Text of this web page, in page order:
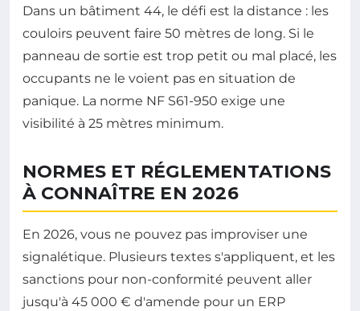
Dans un bâtiment 44, le défi est la distance : les
couloirs peuvent faire 50 mètres de long. Si le
panneau de sortie est trop petit ou mal placé, les
occupants ne le voient pas en situation de
panique. La norme NF S61-950 exige une
visibilité à 25 mètres minimum.
NORMES ET RÉGLEMENTATIONS
À CONNAÎTRE EN 2026
En 2026, vous ne pouvez pas improviser une
signalétique. Plusieurs textes s'appliquent, et les
sanctions pour non-conformité peuvent aller
jusqu'à 45 000 € d'amende pour un ERP